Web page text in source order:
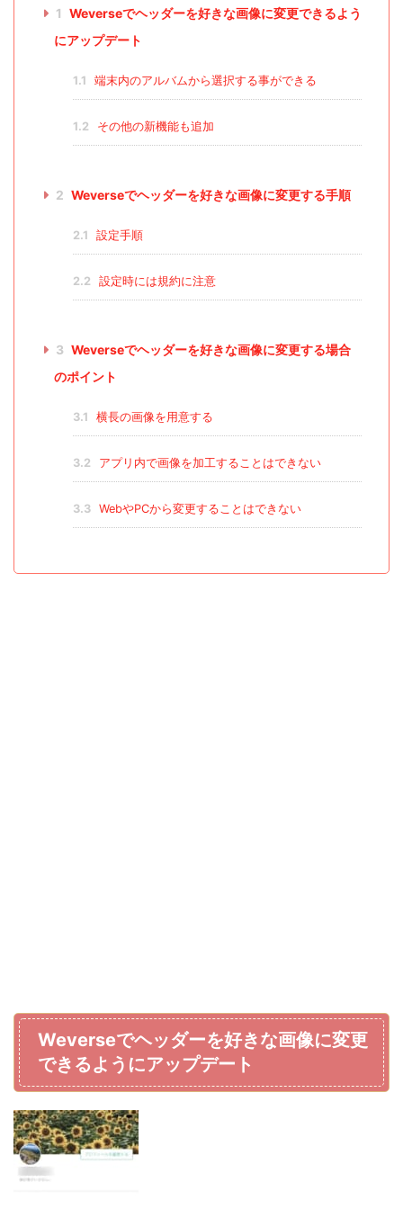
1 Weverseでヘッダーを好きな画像に変更できるよう
にアップデート
1.1 端末内のアルバムから選択する事ができる
1.2 その他の新機能も追加
2 Weverseでヘッダーを好きな画像に変更する手順
2.1 設定手順
2.2 設定時には規約に注意
3 Weverseでヘッダーを好きな画像に変更する場合
のポイント
3.1 横長の画像を用意する
3.2 アプリ内で画像を加工することはできない
3.3 WebやPCから変更することはできない
Weverseでヘッダーを好きな画像に変更
できるようにアップデート